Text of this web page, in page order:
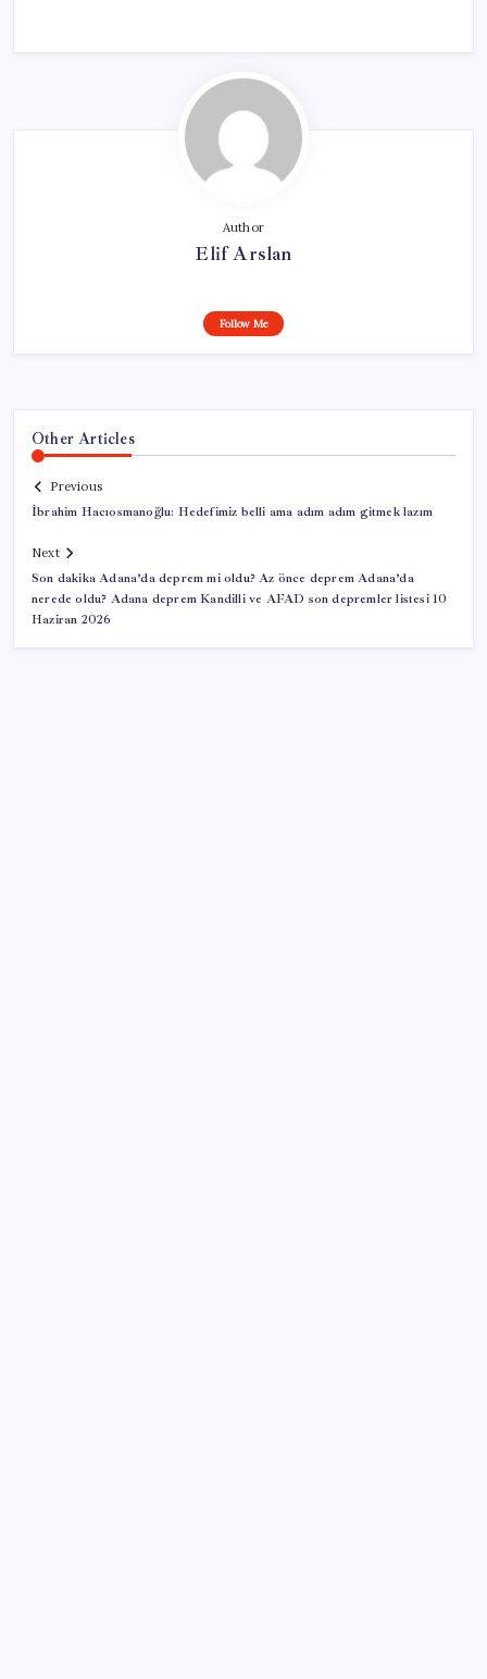
Author
Elif Arslan
Follow Me
Other Articles
Previous
İbrahim Hacıosmanoğlu: Hedefimiz belli ama adım adım gitmek lazım
Next
Son dakika Adana’da deprem mi oldu? Az önce deprem Adana’da
nerede oldu? Adana deprem Kandilli ve AFAD son depremler listesi 10
Haziran 2026